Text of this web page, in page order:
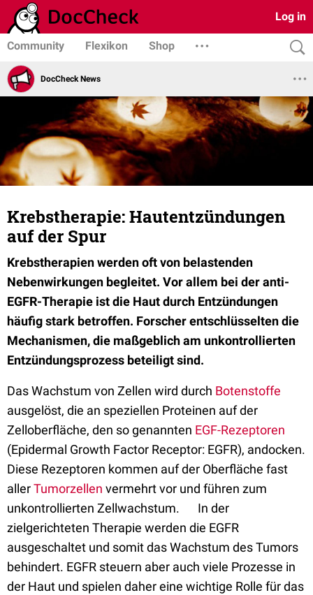
Log in
Community Flexikon Shop
DocCheck News
Krebstherapie: Hautentzündungen
auf der Spur
Krebstherapien werden oft von belastenden
Nebenwirkungen begleitet. Vor allem bei der anti-
EGFR-Therapie ist die Haut durch Entzündungen
häufig stark betroffen. Forscher entschlüsselten die
Mechanismen, die maßgeblich am unkontrollierten
Entzündungsprozess beteiligt sind.
Das Wachstum von Zellen wird durch Botenstoffe
ausgelöst, die an speziellen Proteinen auf der
Zelloberfläche, den so genannten EGF-Rezeptoren
(Epidermal Growth Factor Receptor: EGFR), andocken.
Diese Rezeptoren kommen auf der Oberfläche fast
allerTumorzellen vermehrt vor und führen zum
unkontrollierten Zellwachstum. In der
zielgerichteten Therapie werden die EGFR
ausgeschaltet und somit das Wachstum des Tumors
behindert. EGFR steuern aber auch viele Prozesse in
der Haut und spielen daher eine wichtige Rolle für das